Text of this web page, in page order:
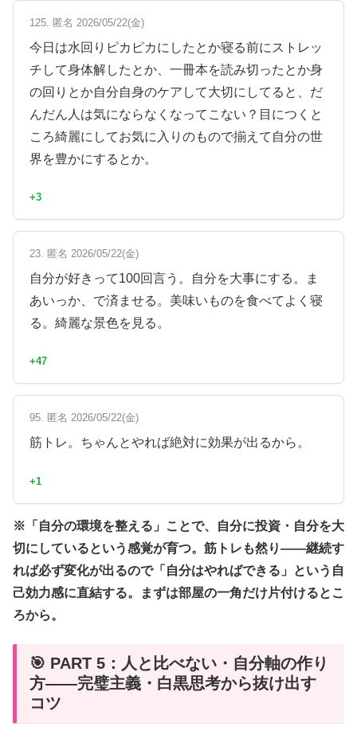
125. 匿名 2026/05/22(金)
今日は水回りピカピカにしたとか寝る前にストレッ
チして身体解したとか、一冊本を読み切ったとか身
の回りとか自分自身のケアして大切にしてると、だ
んだん人は気にならなくなってこない？目につくと
ころ綺麗にしてお気に入りのもので揃えて自分の世
界を豊かにするとか。
+3
23. 匿名 2026/05/22(金)
自分が好きって100回言う。自分を大事にする。ま
あいっか、で済ませる。美味いものを食べてよく寝
る。綺麗な景色を見る。
+47
95. 匿名 2026/05/22(金)
筋トレ。ちゃんとやれば絶対に効果が出るから。
+1
※「自分の環境を整える」ことで、自分に投資・自分を大
切にしているという感覚が育つ。筋トレも然り——継続す
れば必ず変化が出るので「自分はやればできる」という自
己効力感に直結する。まずは部屋の一角だけ片付けるとこ
ろから。
🎯 PART 5：人と比べない・自分軸の作り
方——完璧主義・白黒思考から抜け出す
コツ